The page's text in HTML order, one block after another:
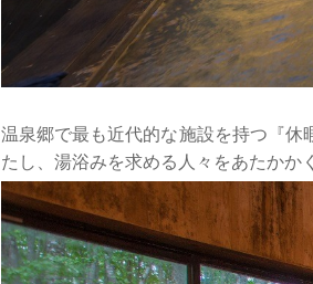
温泉郷で最も近代的な施設を持つ『
たし、湯浴みを求める人々をあたかか